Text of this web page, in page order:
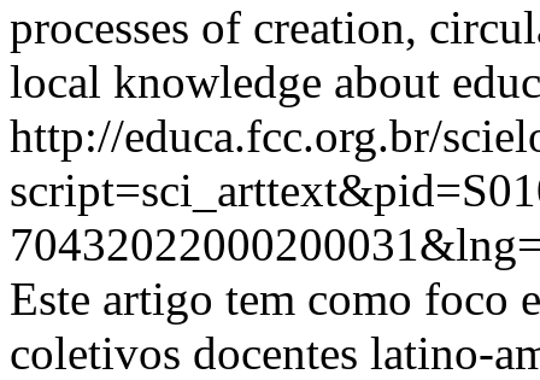
processes of creation,
local knowledge about
http://educa.fcc.org.br/
Este artigo tem como foco
coletivos docentes latino-